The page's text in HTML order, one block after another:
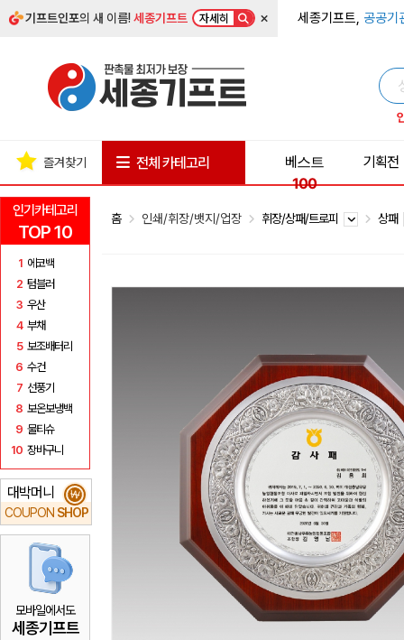
기프트인포의 새 이름!세종기프트 자세히 × 세종기프트, 공공기
인기카테고리
TOP 10
1 에코백
2 텀블러
3 우산
4 부채
5 보조배터리
6 수건
7 선풍기
8 보온보냉백
9 물티슈
10 장바구니
대박머니
COUPON SHOP
₩
모바일에서도
세종기프트
즐겨찾기 전체 카테고리
베스트
100
기획전
홈 인쇄/휘장/뱃지/업장 휘장/상패/트로피 상패